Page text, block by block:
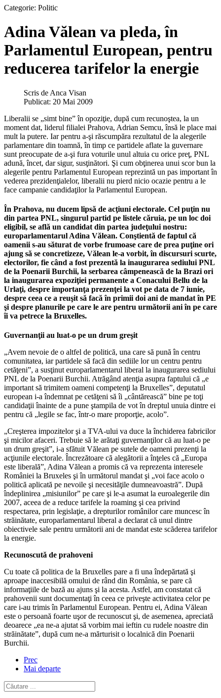
Categorie: Politic
Adina Vălean va pleda, în
Parlamentul European, pentru
reducerea tarifelor la energie
Scris de Anca Visan
Publicat: 20 Mai 2009
Liberalii se „simt bine” în opoziţie, după cum recunoştea, la un
moment dat, liderul filialei Prahova, Adrian Semcu, însă le place mai
mult la putere. Iar pentru a-şi răscumpăra rezultatul de la alegerile
parlamentare din toamnă, în timp ce partidele aflate la guvernare
sunt preocupate de a-şi fura voturile unul altuia cu orice preţ, PNL
adună, încet, dar sigur, susţinători. Şi cum obţinerea unui scor bun la
alegerile pentru Parlamentul European reprezintă un pas important în
vederea prezidenţialelor, liberalii nu pierd nicio ocazie pentru a le
face campanie candidaţilor la Parlamentul European.
În Prahova, nu ducem lipsă de acţiuni electorale. Cel puţin nu
din partea PNL, singurul partid pe listele căruia, pe un loc doi
eligibil, se află un candidat din partea judeţului nostru:
europarlamentarul Adina Vălean. Conştientă de faptul că
oamenii s-au săturat de vorbe frumoase care de prea puţine ori
ajung să se concretizeze, Vălean le-a vorbit, în discursuri scurte,
electorilor, fie când a fost prezentă la inaugurarea sediului PNL
de la Poenarii Burchii, la serbarea câmpenească de la Brazi ori
la inaugurarea expoziţiei permanente a Conacului Bellu de la
Urlaţi, despre importanţa prezenţei la vot pe data de 7 iunie,
despre ceea ce a reuşit să facă în primii doi ani de mandat în PE
şi despre planurile pe care le are pentru următorii ani în pe care
îi va petrece la Bruxelles.
Guvernanţii au luat-o pe un drum greşit
„Avem nevoie de o altfel de politică, una care să pună în centru
comunitatea, iar partidele să facă din sediile lor un centru pentru
cetăţeni”, a susţinut europarlamentarul liberal la inaugurarea sediului
PNL de la Poenarii Burchii. Atrăgând atenţia asupra faptului că „e
important să trimitem oameni competenţi la Bruxelles”, deputatul
european i-a îndemnat pe cetăţeni să îi „cântărească” bine pe toţi
candidaţii înainte de a pune ştampila de vot în dreptul unuia dintre ei
pentru că „legile se fac, într-o mare proporţie, acolo”.
„Creşterea impozitelor şi a TVA-ului va duce la închiderea fabricilor
şi micilor afaceri. Trebuie să le arătaţi guvernanţilor că au luat-o pe
un drum greşit”, i-a sfătuit Vălean pe sutele de oameni prezenţi la
acţiunile electorale. Încrezătoare că alegătorii a înţeles că „Europa
este liberală”, Adina Vălean a promis că va reprezenta interesele
României la Bruxeles şi în următorul mandat şi „voi face acolo o
politică aplicată pe nevoile şi necesităţile dumneavoastră”. După
îndeplinirea „misiunilor” pe care şi le-a asumat la euroalegerile din
2007, aceea de a reduce tarifele la roaming şi cea privind
respectarea, prin legislaţie, a drepturilor românilor care muncesc în
străinătate, europarlamentarul liberal a declarat că unul dintre
obiectivele sale pentru următorii ani de mandat este scăderea tarifelor
la energie.
Recunoscută de prahoveni
Cu toate că politica de la Bruxelles pare a fi una îndepărtată şi
aproape inaccesibilă omului de rând din România, se pare că
informaţiile de bază au ajuns şi la acesta. Astfel, am constatat că
prahovenii sunt documentaţi în ceea ce priveşte activitatea celor pe
care i-au trimis în Parlamentul European. Pentru ei, Adina Vălean
este o persoană foarte uşor de recunoscut şi, de asemenea, apreciată
deoarece „ea ne-a ajutat să vorbim mai ieftin cu rudele noastre din
străinătate”, după cum ne-a mărturisit o localnică din Poenarii
Burchii.
Prec
Mai departe